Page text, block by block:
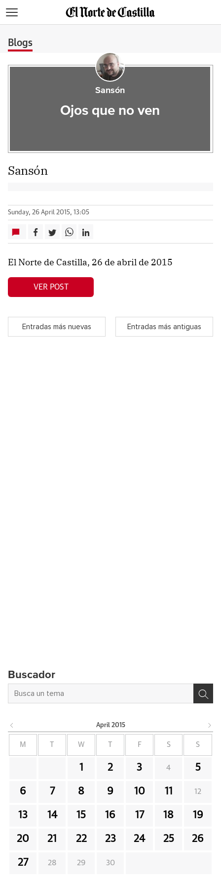
Blogs
Sansón
Ojos que no ven
Sansón
Sunday, 26 April 2015, 13:05
El Norte de Castilla, 26 de abril de 2015
VER POST
Entradas más nuevas Entradas más antiguas
Buscador
April 2015
M W F S S
1 2 3 4 5
6 7 8 9 10 11 12
13 14 15 16 17 18 19
20 21 22 23 24 25 26
27 28 29 30